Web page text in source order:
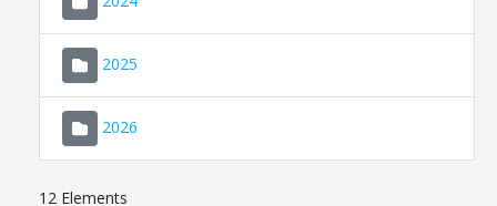
2025
2026
12 Elements